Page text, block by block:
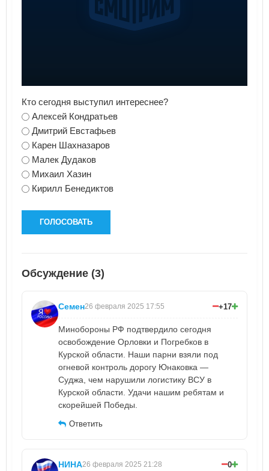
Кто сегодня выступил интереснее?
Алексей Кондратьев
Дмитрий Евстафьев
Карен Шахназаров
Малек Дудаков
Михаил Хазин
Кирилл Бенедиктов
ГОЛОСОВАТЬ
Обсуждение (3)
Семен26 февраля 2025 17:55 +17
Минобороны РФ подтвердило сегодня
освобождение Орловки и Погребков в
Курской области. Наши парни взяли под
огневой контроль дорогу Юнаковка —
Суджа, чем нарушили логистику ВСУ в
Курской области. Удачи нашим ребятам и
скорейшей Победы.
Ответить
НИНА26 февраля 2025 21:28 0